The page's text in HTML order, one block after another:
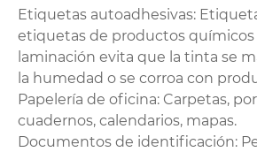
Etiquetas autoadhesivas:
etiquetas de productos químicos
laminación evita que la tinta se
la humedad o se corroa con
Papelería de oficina: Carpetas,
cuadernos, calendarios, mapas.
Documentos de identificación: